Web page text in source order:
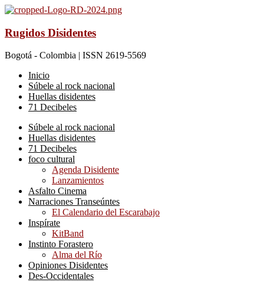
Rugidos Disidentes
Bogotá - Colombia | ISSN 2619-5569
Inicio
Súbele al rock nacional
Huellas disidentes
71 Decibeles
Súbele al rock nacional
Huellas disidentes
71 Decibeles
foco cultural
Agenda Disidente
Lanzamientos
Asfalto Cinema
Narraciones Transeúntes
El Calendario del Escarabajo
Inspírate
KitBand
Instinto Forastero
Alma del Río
Opiniones Disidentes
Des-Occidentales